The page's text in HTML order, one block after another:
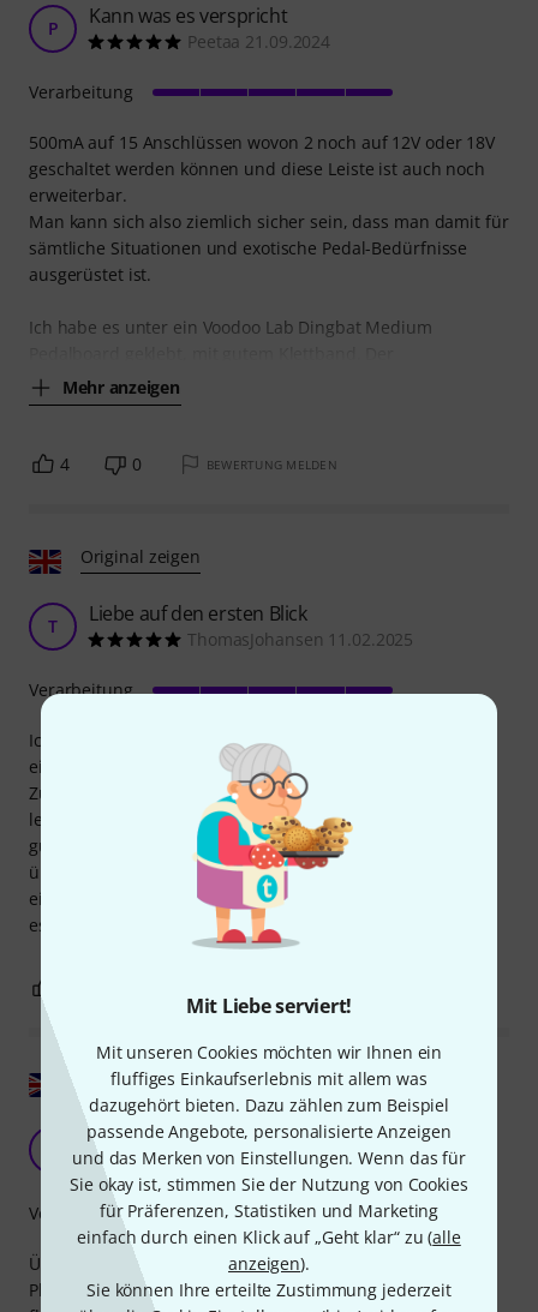
Mit Liebe serviert!
Mit unseren Cookies möchten wir Ihnen ein
fluffiges Einkaufserlebnis mit allem was
dazugehört bieten. Dazu zählen zum Beispiel
passende Angebote, personalisierte Anzeigen
und das Merken von Einstellungen. Wenn das für
Sie okay ist, stimmen Sie der Nutzung von Cookies
für Präferenzen, Statistiken und Marketing
einfach durch einen Klick auf „Geht klar“ zu (alle
anzeigen).
Sie können Ihre erteilte Zustimmung jederzeit
P Kann was es verspricht
Peetaa 21.09.2024
500mA auf 15 Anschlüssen wovon 2 noch auf 12V oder 18V
geschaltet werden können und diese Leiste ist auch noch
erweiterbar.
Man kann sich also ziemlich sicher sein, dass man damit für
sämtliche Situationen und exotische Pedal-Bedürfnisse
ausgerüstet ist.
Ich habe es unter ein Voodoo Lab Dingbat Medium
Mehr anzeigen
Verarbeitung
4 0 BEWERTUNG MELDEN
Original zeigen
T Liebe auf den ersten Blick
ThomasJohansen 11.02.2025
Ich habe mich sehr über dieses Netzteil gefreut. Es kam in
einer schönen und stabilen Box, die gleichzeitig als
Zubehörhalter dient. Das Canvas Power 15 ist schlank und
leicht und wurde mit zwei Halterungen geliefert, die sich
gut in meinem Pedaltrain 1 montieren ließen. Es verfügt
über zwei variable Ausgänge für 9, 12 oder 18 V, was bei
einem meiner Pedale sehr praktisch war. Zögern Sie nicht,
es zu kaufen!
Verarbeitung
Original zeigen
Elegant und zuverlässig.
Erlend Olsen 29.04.2025
Überhaupt kein Geräusch. Es nimmt kaum Platz auf der
Platine ein und die mitgelieferten Kabel sind zudem sehr
Verarbeitung